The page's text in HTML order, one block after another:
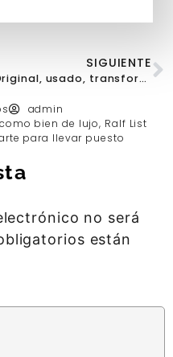
SIGUIENTE
Original, usado, transformado: por qué la pátina no es un defecto
admin
bien de lujo, Ralf List
para llevar puesto
no será
están